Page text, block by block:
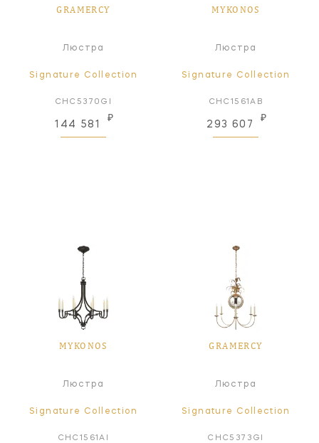
GRAMERCY
Люстра
Signature Collection
CHC5370GI
144 581
₽
MYKONOS
Люстра
Signature Collection
CHC1561AB
293 607
₽
MYKONOS
Люстра
Signature Collection
CHC1561AI
GRAMERCY
Люстра
Signature Collection
CHC5373GI